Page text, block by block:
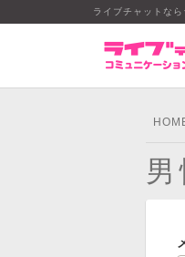
ライブチャットな